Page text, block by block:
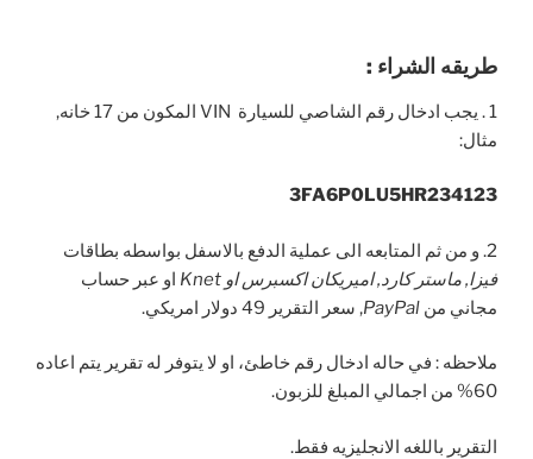
طريقه الشراء :
1 . يجب ادخال رقم الشاصي للسيارة VIN المكون من 17 خانه,
مثال:
3FA6P0LU5HR234123
2. و من ثم المتابعه الى عملية الدفع بالاسفل بواسطه بطاقات
فيزا, ماستر كارد, اميريكان اكسبرس او Knet
او عبر حساب
مجاني من PayPal, سعر التقرير 49 دولار امريكي.
ملاحظه : في حاله ادخال رقم خاطئ، او لا يتوفر له تقرير يتم اعاده
60% من اجمالي المبلغ للزبون.
التقرير باللغه الانجليزيه فقط.